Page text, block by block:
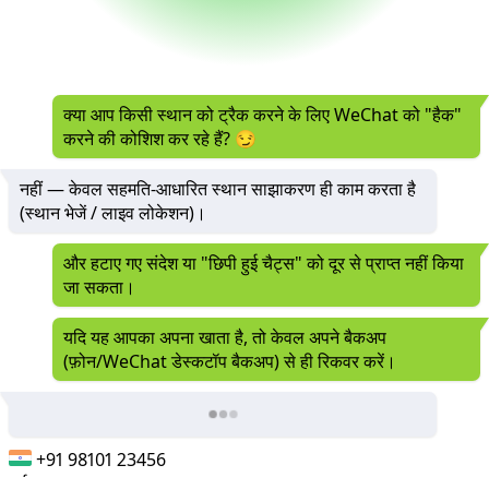
क्या आप किसी स्थान को ट्रैक करने के लिए WeChat को "हैक"
करने की कोशिश कर रहे हैं? 😏
नहीं — केवल सहमति-आधारित स्थान साझाकरण ही काम करता है
(स्थान भेजें / लाइव लोकेशन)।
और हटाए गए संदेश या "छिपी हुई चैट्स" को दूर से प्राप्त नहीं किया
जा सकता।
यदि यह आपका अपना खाता है, तो केवल अपने बैकअप
(फ़ोन/WeChat डेस्कटॉप बैकअप) से ही रिकवर करें।
+91 98101 23456